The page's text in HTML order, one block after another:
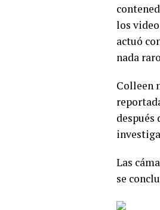
los
actuó
nada
Colleen
después
Las
se